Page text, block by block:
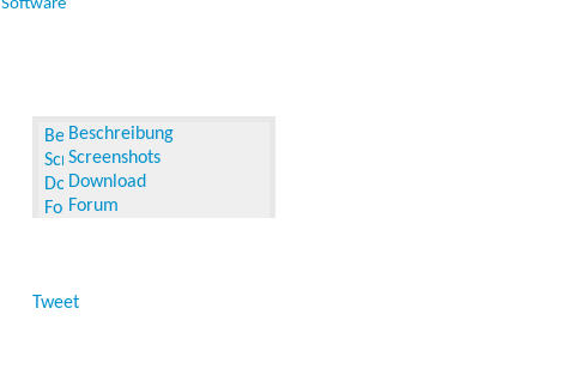
Software
Beschreibung
Screenshots
Download
Forum
Tweet